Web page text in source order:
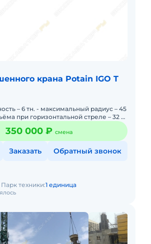
крана Potain IGO T
радиус – 45
при поднятой стреле на 30 гра
350 000 ₽ смена
Заказать Обратный звонок
Парк техники:1 единица